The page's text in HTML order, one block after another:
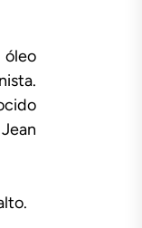
óleo